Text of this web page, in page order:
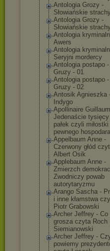
Antologia Grozy -
Słowiańskie
Antologia Grozy -
Słowiańskie
Antologia
Awers
Antologia
Seryjni mordercy
Antologia postapo -
Gruzy - 01
Antologia postapo -
Gruzy - 02
Antosik Agnieszka
Indygo
Apollinaire
Jedenaście tysięcy
pałek czyli miłostki
pewnego hospodara
Appelbaum Anne -
Czerwony głód
Albert Osik
Applebaum Anne -
Zmierzch
Zwodniczy powab
autorytaryzmu
Arango Sascha -
i inne kłamstwa
Piotr Grabowski
Archer Jeffrey - Co
grosza czyta Roch
Siemianowski
Archer Jeffrey -
powiemy